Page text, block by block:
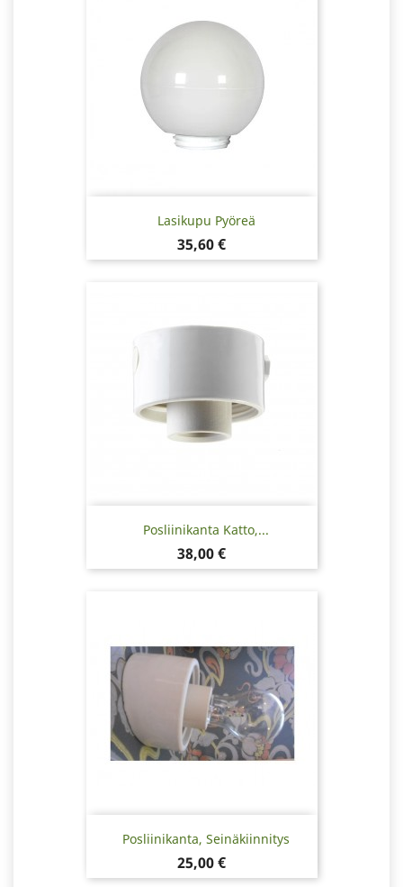
Lasikupu Pyöreä
Hinta
35,60 €
Posliinikanta Katto,...
Hinta
38,00 €
Posliinikanta, Seinäkiinnitys
Hinta
25,00 €